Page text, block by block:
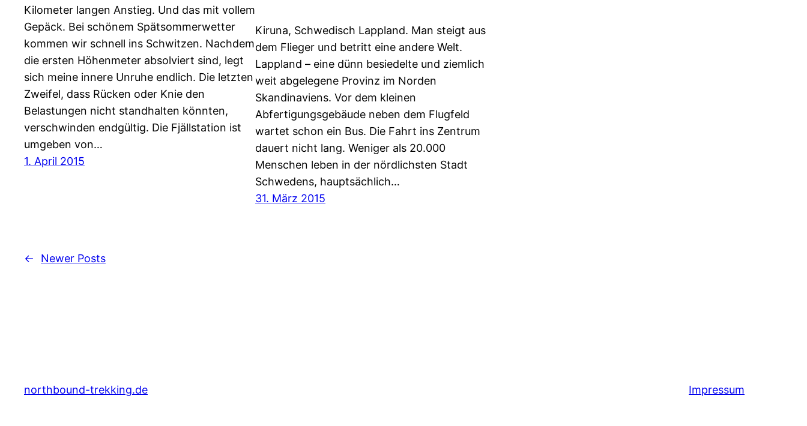
Kilometer langen Anstieg. Und das mit vollem
Gepäck. Bei schönem Spätsommerwetter
kommen wir schnell ins Schwitzen. Nachdem
die ersten Höhenmeter absolviert sind, legt
sich meine innere Unruhe endlich. Die letzten
Zweifel, dass Rücken oder Knie den
Belastungen nicht standhalten könnten,
verschwinden endgültig. Die Fjällstation ist
umgeben von…
1. April 2015
Kiruna, Schwedisch Lappland. Man steigt aus
dem Flieger und betritt eine andere Welt.
Lappland – eine dünn besiedelte und ziemlich
weit abgelegene Provinz im Norden
Skandinaviens. Vor dem kleinen
Abfertigungsgebäude neben dem Flugfeld
wartet schon ein Bus. Die Fahrt ins Zentrum
dauert nicht lang. Weniger als 20.000
Menschen leben in der nördlichsten Stadt
Schwedens, hauptsächlich…
31. März 2015
← Newer Posts
northbound-trekking.de Impressum